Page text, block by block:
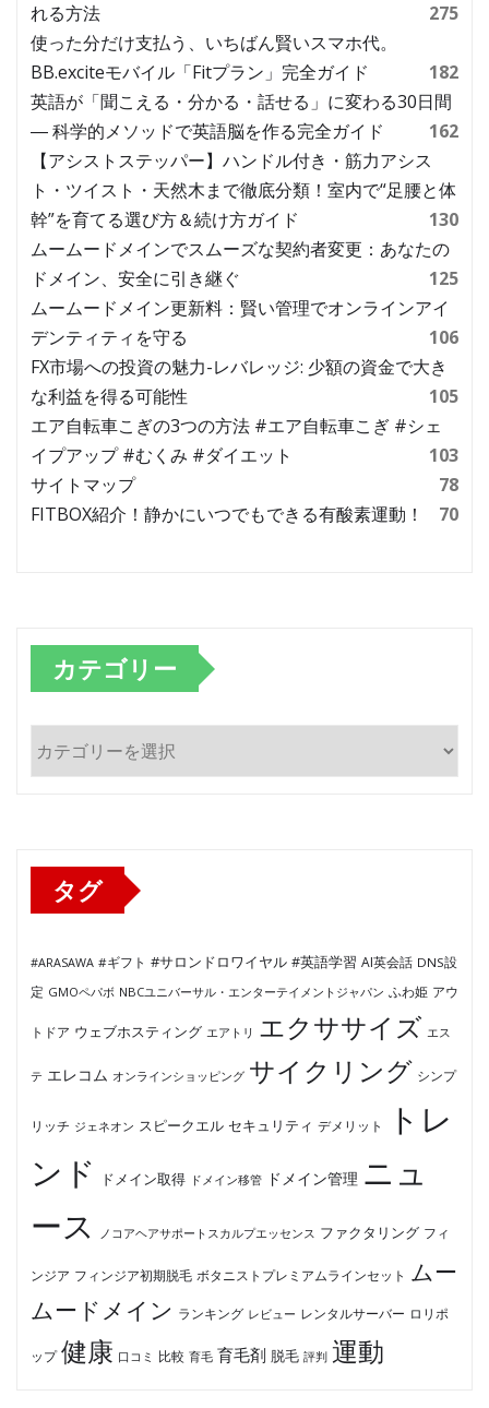
れる方法
275
使った分だけ支払う、いちばん賢いスマホ代。
BB.exciteモバイル「Fitプラン」完全ガイド
182
英語が「聞こえる・分かる・話せる」に変わる30日間
― 科学的メソッドで英語脳を作る完全ガイド
162
【アシストステッパー】ハンドル付き・筋力アシス
ト・ツイスト・天然木まで徹底分類！室内で“足腰と体
幹”を育てる選び方＆続け方ガイド
130
ムームードメインでスムーズな契約者変更：あなたの
ドメイン、安全に引き継ぐ
125
ムームードメイン更新料：賢い管理でオンラインアイ
デンティティを守る
106
FX市場への投資の魅力-レバレッジ: 少額の資金で大き
な利益を得る可能性
105
エア自転車こぎの3つの方法 #エア自転車こぎ #シェ
イプアップ #むくみ #ダイエット
103
サイトマップ
78
FITBOX紹介！静かにいつでもできる有酸素運動！
70
カテゴリー
テ
タグ
#ARASAWA #ギフト #サロンドロワイヤル #英語学習 AI英会話 DNS設
定 GMOペパボ NBCユニバーサル・エンターテイメントジャパン ふわ姫 アウ
トドア ウェブホスティング エアトリ エクササイズ エス
テ エレコム オンラインショッピング サイクリング シンプ
リッチ ジェネオン スピークエル セキュリティ デメリット
トレ
ンド
ドメイン取得 ドメイン移管 ドメイン管理 ニュ
ース
ノコアヘアサポートスカルプエッセンス ファクタリング フィ
ンジア フィンジア初期脱毛 ボタニストプレミアムラインセット ムー
ムードメイン ランキング レビュー レンタルサーバー ロリポ
ップ 健康 口コミ 比較 育毛 育毛剤 脱毛 評判 運動